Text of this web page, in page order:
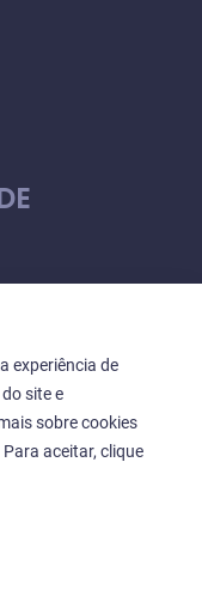
reservados
experiência de
site e
sobre cookies
Para aceitar, clique